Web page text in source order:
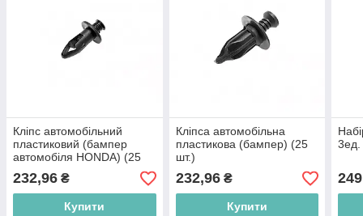
Кліпс автомобільний
пластиковий (бампер
автомобіля HONDA) (25
шт.)
232,96 ₴
Купити
Кліпса автомобільна
пластикова (бампер) (25
шт.)
232,96₴
Купити
3ед.